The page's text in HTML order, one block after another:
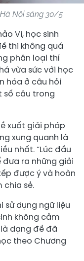
Nội sáng 30/5
Vi, học sinh
thi không quá
phân loại thí
vừa sức với học
hóa ở câu hỏi
số câu trong
xuất giải pháp
xung quanh là
nhất. “Lúc đầu
đưa ra những giải
được ý và hoàn
chia sẻ.
sử dụng ngữ liệu
không cảm
dạng đề đã
theo Chương